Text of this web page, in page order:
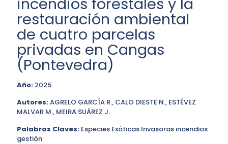
incendios forestales y la
restauración ambiental
de cuatro parcelas
privadas en Cangas
(Pontevedra)
Año: 2025
Autores:AGRELO GARCÍA R., CALO DIESTE N., ESTÉVEZ
MALVAR M., MEIRA SUÁREZ J.
Palabras Claves: Especies Exóticas Invasoras incendios
gestión